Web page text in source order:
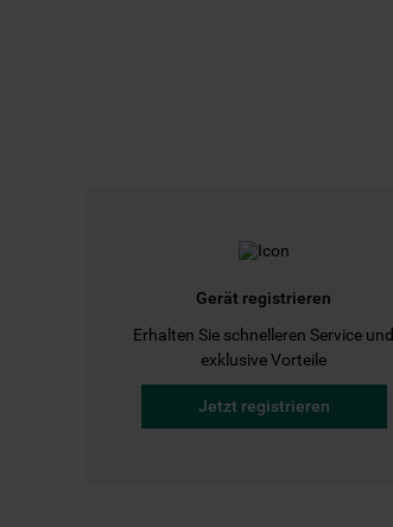
Gerät registrieren
Erhalten Sie schnelleren Service und
exklusive Vorteile
Jetzt registrieren